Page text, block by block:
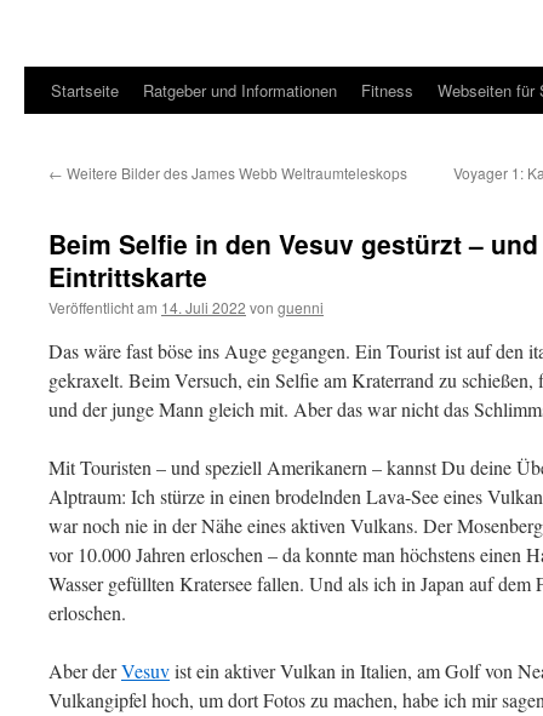
Startseite Ratgeber und Informationen Fitness Webseiten für
← Weitere Bilder des James Webb Weltraumteleskops Voyager 1:
Beim Selfie in den Vesuv gestürzt –
Eintrittskarte
Veröffentlicht am 14. Juli 2022 von guenni
Das wäre fast böse ins Auge gegangen. Ein Tourist ist auf den
gekraxelt. Beim Versuch, ein Selfie am Kraterrand zu schießen,
und der junge Mann gleich mit. Aber das war nicht das
Mit Touristen – und speziell Amerikanern – kannst Du deine
Alptraum: Ich stürze in einen brodelnden Lava-See eines
war noch nie in der Nähe eines aktiven Vulkans. Der
vor 10.000 Jahren erloschen – da konnte man höchstens einen
Wasser gefüllten Kratersee fallen. Und als ich in Japan auf dem
erloschen.
Aber derVesuvist ein aktiver Vulkan in Italien, am Golf von
Vulkangipfel hoch, um dort Fotos zu machen, habe ich mir